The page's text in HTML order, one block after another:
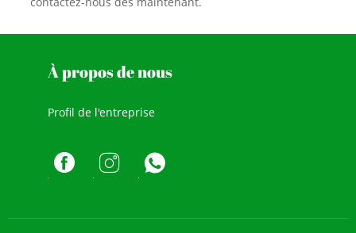
À propos de nous
Profil de l'entreprise